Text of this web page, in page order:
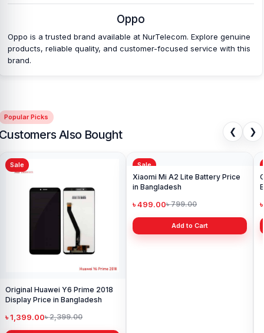
Oppo
Oppo is a trusted brand available at NurTelecom. Explore genuine
products, reliable quality, and customer-focused service with this
brand.
Popular Picks
Also Bought ❮ ❯
Sale
Original Huawei Y6 Prime 2018
Display Price in Bangladesh
৳ 1,399.00৳ 2,399.00
Sale